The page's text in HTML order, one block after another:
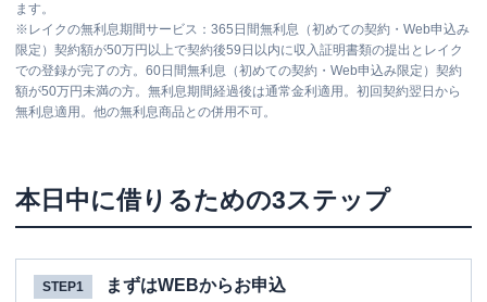
ます。
※ レイクの無利息期間サービス：365日間無利息（初めての契約・Web申込み
限定）契約額が50万円以上で契約後59日以内に収入証明書類の提出とレイク
での登録が完了の方。60日間無利息（初めての契約・Web申込み限定）契約
額が50万円未満の方。無利息期間経過後は通常金利適用。初回契約翌日から
無利息適用。他の無利息商品との併用不可。
本日中に借りるための3ステップ
STEP1 まずはWEBからお申込